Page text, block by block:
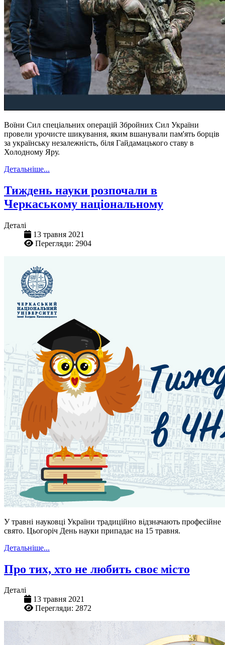
Воїни Сил спеціальних операцій Збройних Сил України
провели урочисте шикування, яким вшанували пам'ять борців
за українську незалежність, біля Гайдамацького ставу в
Холодному Яру.
Детальніше...
Тиждень науки розпочали в
Черкаському національному
Деталі
13 травня 2021
Перегляди: 2904
У травні науковці України традиційно відзначають професійне
свято. Цьогоріч День науки припадає на 15 травня.
Детальніше...
Про тих, хто не любить своє місто
Деталі
13 травня 2021
Перегляди: 2872